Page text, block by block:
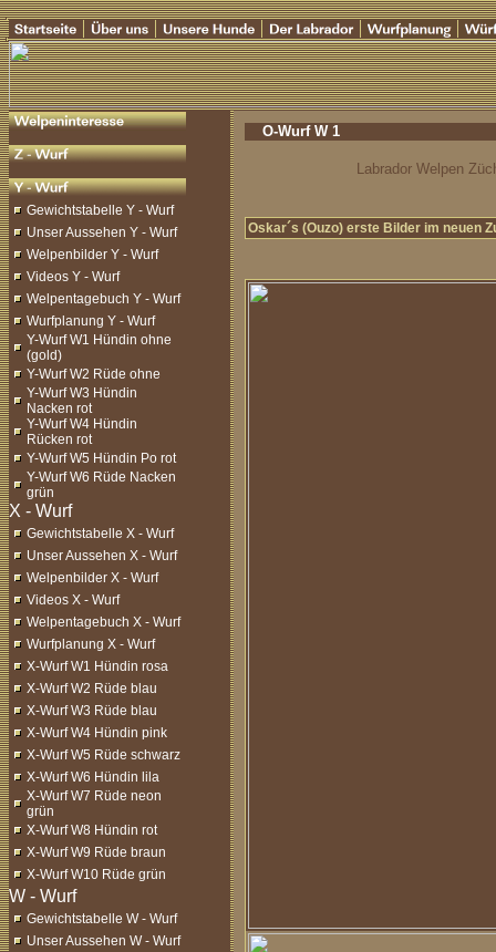
Gewichtstabelle Y - Wurf
Unser Aussehen Y - Wurf
Welpenbilder Y - Wurf
Videos Y - Wurf
Welpentagebuch Y - Wurf
Wurfplanung Y - Wurf
Y-Wurf W1 Hündin ohne
(gold)
Y-Wurf W2 Rüde ohne
Y-Wurf W3 Hündin
Nacken rot
Y-Wurf W4 Hündin
Rücken rot
Y-Wurf W5 Hündin Po rot
Y-Wurf W6 Rüde Nacken
grün
Gewichtstabelle X - Wurf
Unser Aussehen X - Wurf
Welpenbilder X - Wurf
Videos X - Wurf
Welpentagebuch X - Wurf
Wurfplanung X - Wurf
X-Wurf W1 Hündin rosa
X-Wurf W2 Rüde blau
X-Wurf W3 Rüde blau
X-Wurf W4 Hündin pink
X-Wurf W5 Rüde schwarz
X-Wurf W6 Hündin lila
X-Wurf W7 Rüde neon
grün
X-Wurf W8 Hündin rot
X-Wurf W9 Rüde braun
X-Wurf W10 Rüde grün
Gewichtstabelle W - Wurf
Unser Aussehen W - Wurf
O-Wurf W 1
Labrador Welpen
Oskar´s (Ouzo) erste Bilder im neuen